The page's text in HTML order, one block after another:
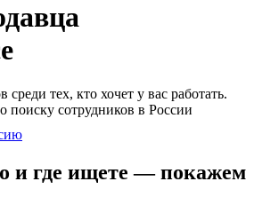
среди тех, кто хочет у вас работать.
поиску сотрудников в России
и где ищете — покажем